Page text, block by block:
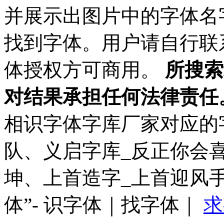
并展示出图片中的字体
找到字体。用户请自行
体授权方可商用。 所搜
对结果承担任何法律责任
相识字体字库厂家对应
队、义启字库_反正你会
坤、上首造字_上首迎风
体”- 识字体｜找字体｜